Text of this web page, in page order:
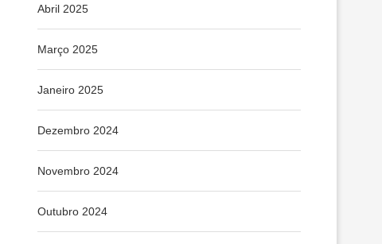
Abril 2025
Março 2025
Janeiro 2025
Dezembro 2024
Novembro 2024
Outubro 2024